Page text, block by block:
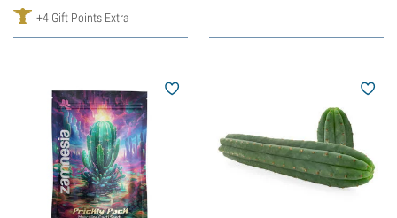
+4 Gift Points Extra